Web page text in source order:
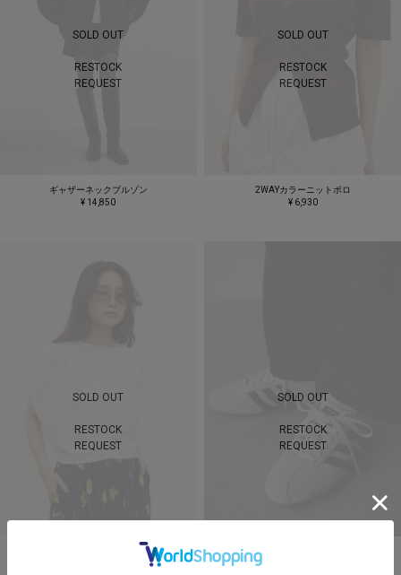
SOLD OUT
RESTOCK
REQUEST
ギャザーネックブルゾン
¥ 14,850
SOLD OUT
RESTOCK
REQUEST
2WAYカラーニットポロ
¥ 6,930
SOLD OUT
RESTOCK
REQUEST
ショルダードレープトップ
SOLD OUT
RESTOCK
REQUEST